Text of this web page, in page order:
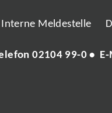
Interne Meldestelle
02104 99-0• E-